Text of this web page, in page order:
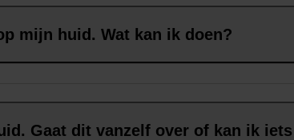
mijn huid. Wat kan ik doen?
Gaat dit vanzelf over of kan ik